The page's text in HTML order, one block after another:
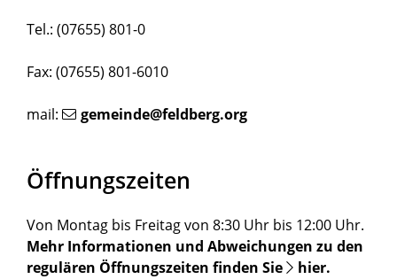
Tel.: (07655) 801-0
Fax: (07655) 801-6010
mail: gemeinde@feldberg.org
Öffnungszeiten
Von Montag bis Freitag von 8:30 Uhr bis 12:00 Uhr.
Mehr Informationen und Abweichungen zu den
regulären Öffnungszeiten finden Sie
hier.